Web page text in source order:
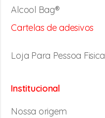
Alcool Bag®
Cartelas de adesivos
Loja Para Pessoa Fisica
Institucional
Nossa origem